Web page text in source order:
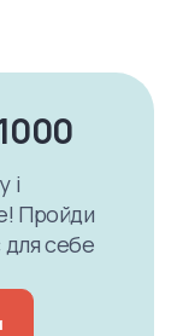
і
Пройди
для себе